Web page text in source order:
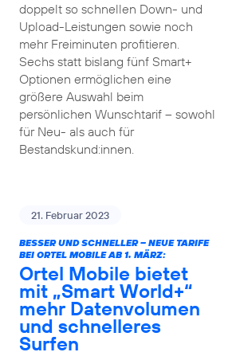
doppelt so schnellen Down- und
Upload-Leistungen sowie noch
mehr Freiminuten profitieren.
Sechs statt bislang fünf Smart+
Optionen ermöglichen eine
größere Auswahl beim
persönlichen Wunschtarif – sowohl
für Neu- als auch für
Bestandskund:innen.
21. Februar 2023
BESSER UND SCHNELLER – NEUE TARIFE
BEI ORTEL MOBILE AB 1. MÄRZ:
Ortel Mobile bietet
mit „Smart World+“
mehr Datenvolumen
und schnelleres
Surfen